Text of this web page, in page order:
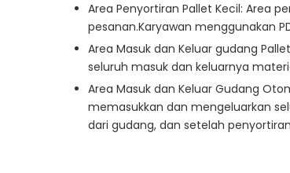
Area Penyortiran Pallet Kecil: Area
pesanan.Karyawan menggunakan
Area Masuk dan Keluar gudang
seluruh masuk dan keluarnya
Area Masuk dan Keluar Gudang
memasukkan dan mengeluarkan
dari gudang, dan setelah